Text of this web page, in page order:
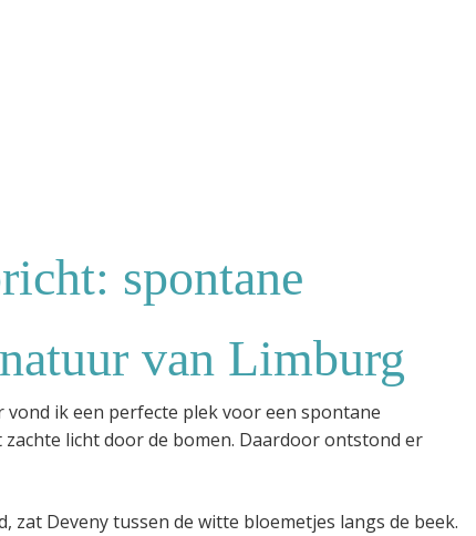
spontane
van Limburg
ik een perfecte plek voor een spontane
licht door de bomen. Daardoor ontstond er
Deveny tussen de witte bloemetjes langs de beek.